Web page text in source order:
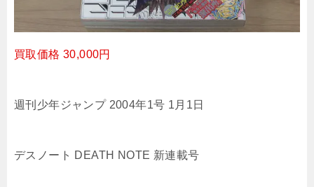
買取価格 30,000円
週刊少年ジャンプ 2004年1号 1月1日
デスノート DEATH NOTE 新連載号